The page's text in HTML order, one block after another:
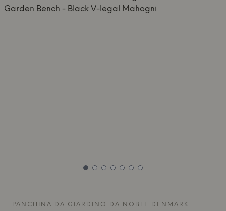
PANCHINA DA GIARDINO DA NOBLE DENMARK